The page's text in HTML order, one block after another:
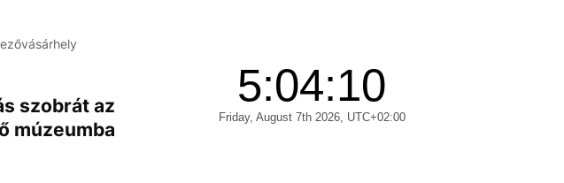
szobrát az
múzeumba